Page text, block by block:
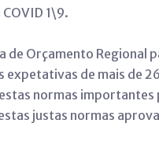
1\9.
de Orçamento
de mais de
normas
justas normas